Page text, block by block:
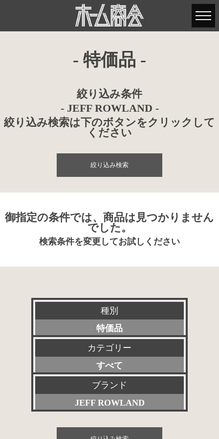
- 特価品 -
絞り込み条件
- JEFF ROWLAND -
絞り込み検索は下のボタンをクリックして
ください
絞り込み検索
御指定の条件では、商品は見つかりません
でした。
検索条件を変更してお試しください
種別
特価品
新品
特選アクセサリー
委託販売品
その他委託販売品
カテゴリー
すべて
プリアンプ
パワーアンプ
プリメインアンプ
ブランド
JEFF ROWLAND